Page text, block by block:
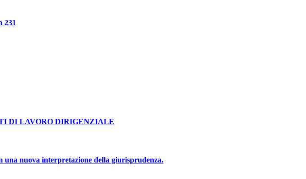
231
DI LAVORO DIRIGENZIALE
nuova interpretazione della giurisprudenza.